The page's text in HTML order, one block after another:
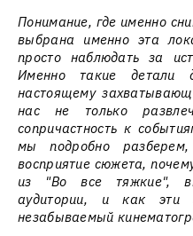
Понимание, где именно
выбрана именно эта
просто наблюдать за
Именно такие детали
настоящему
нас не только
сопричастность к
мы подробно
восприятие сюжета,
из "Во все тяжкие",
аудитории, и как эти
незабываемый